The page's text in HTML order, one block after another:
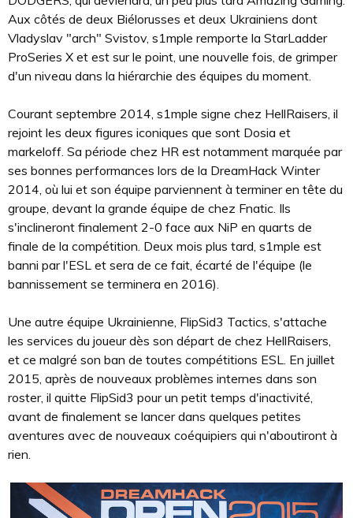
Aux côtés de deux Biélorusses et deux Ukrainiens dont
Vladyslav "arch" Svistov, s1mple remporte la StarLadder
ProSeries X et est sur le point, une nouvelle fois, de grimper
d'un niveau dans la hiérarchie des équipes du moment.
Courant septembre 2014, s1mple signe chez HellRaisers, il
rejoint les deux figures iconiques que sont Dosia et
markeloff. Sa période chez HR est notamment marquée par
ses bonnes performances lors de la DreamHack Winter
2014, où lui et son équipe parviennent à terminer en tête du
groupe, devant la grande équipe de chez Fnatic. Ils
s'inclineront finalement 2-0 face aux NiP en quarts de
finale de la compétition. Deux mois plus tard, s1mple est
banni par l'ESL et sera de ce fait, écarté de l'équipe (le
bannissement se terminera en 2016).
Une autre équipe Ukrainienne, FlipSid3 Tactics, s'attache
les services du joueur dès son départ de chez HellRaisers,
et ce malgré son ban de toutes compétitions ESL. En juillet
2015, après de nouveaux problèmes internes dans son
roster, il quitte FlipSid3 pour un petit temps d'inactivité,
avant de finalement se lancer dans quelques petites
aventures avec de nouveaux coéquipiers qui n'aboutiront à
rien.